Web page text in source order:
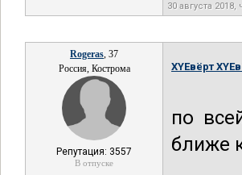
30 августа 2018,
Rogeras, 37
Россия, Кострома
Репутация: 3557
В отпуске
XYEвёрт
по
ближе